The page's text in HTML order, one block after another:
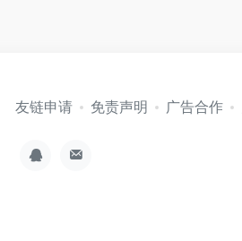
友链申请 免责声明 广告合作